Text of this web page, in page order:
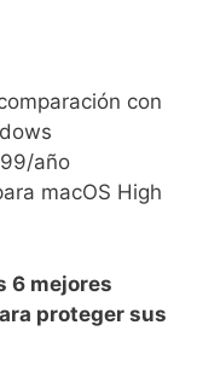
con
año
macOS High
6 mejores
proteger sus